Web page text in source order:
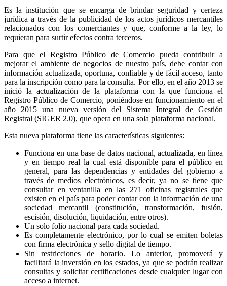
Es la institución que se encarga de brindar seguridad y certeza
jurídica a través de la publicidad de los actos jurídicos mercantiles
relacionados con los comerciantes y que, conforme a la ley, lo
requieran para surtir efectos contra terceros.
Para que el Registro Público de Comercio pueda contribuir a
mejorar el ambiente de negocios de nuestro país, debe contar con
información actualizada, oportuna, confiable y de fácil acceso, tanto
para la inscripción como para la consulta. Por ello, en el año 2013 se
inició la actualización de la plataforma con la que funciona el
Registro Público de Comercio, poniéndose en funcionamiento en el
año 2015 una nueva versión del Sistema Integral de Gestión
Registral (SIGER 2.0), que opera en una sola plataforma nacional.
Esta nueva plataforma tiene las características siguientes:
Funciona en una base de datos nacional, actualizada, en línea
y en tiempo real la cual está disponible para el público en
general, para las dependencias y entidades del gobierno a
través de medios electrónicos, es decir, ya no se tiene que
consultar en ventanilla en las 271 oficinas registrales que
existen en el país para poder contar con la información de una
sociedad mercantil (constitución, transformación, fusión,
escisión, disolución, liquidación, entre otros).
Un solo folio nacional para cada sociedad.
Es completamente electrónico, por lo cual se emiten boletas
con firma electrónica y sello digital de tiempo.
Sin restricciones de horario. Lo anterior, promoverá y
facilitará la inversión en los estados, ya que se podrán realizar
consultas y solicitar certificaciones desde cualquier lugar con
acceso a internet.